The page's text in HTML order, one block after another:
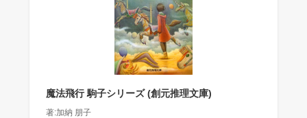
魔法飛行 駒子シリーズ (創元推理文庫)
著:加納 朋子